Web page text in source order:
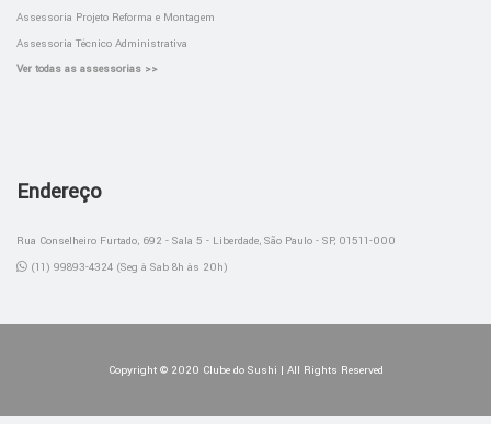
Assessoria Projeto Reforma e Montagem
Assessoria Técnico Administrativa
Ver todas as assessorias >>
Endereço
Rua Conselheiro Furtado, 692 - Sala 5 - Liberdade, São Paulo - SP, 01511-000
(11) 99893-4324 (Seg à Sab 8h às 20h)
Copyright © 2020 Clube do Sushi | All Rights Reserved